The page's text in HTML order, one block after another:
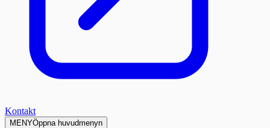
Kontakt
MENYÖppna huvudmenyn